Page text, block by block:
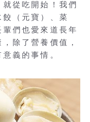
從吃開始！我們
（元寶）、菜
們也愛來道長年
除了營養價值，
義的事情。